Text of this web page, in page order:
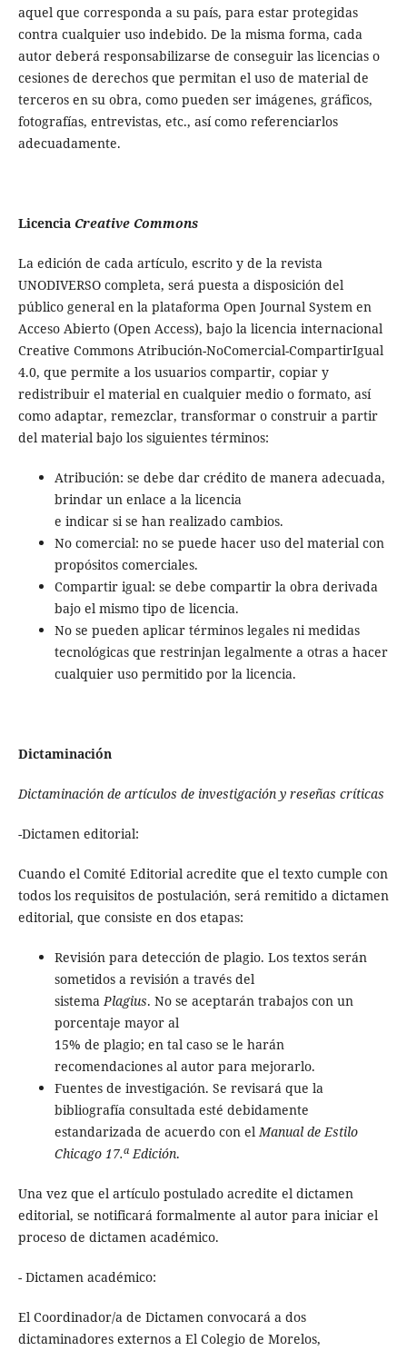
aquel que corresponda a su país, para estar protegidas
contra cualquier uso indebido. De la misma forma, cada
autor deberá responsabilizarse de conseguir las licencias o
cesiones de derechos que permitan el uso de material de
terceros en su obra, como pueden ser imágenes, gráficos,
fotografías, entrevistas, etc., así como referenciarlos
adecuadamente.
Licencia Creative Commons
La edición de cada artículo, escrito y de la revista
UNODIVERSO completa, será puesta a disposición del
público general en la plataforma Open Journal System en
Acceso Abierto (Open Access), bajo la licencia internacional
Creative Commons Atribución-NoComercial-CompartirIgual
4.0, que permite a los usuarios compartir, copiar y
redistribuir el material en cualquier medio o formato, así
como adaptar, remezclar, transformar o construir a partir
del material bajo los siguientes términos:
Atribución: se debe dar crédito de manera adecuada,
brindar un enlace a la licencia
e indicar si se han realizado cambios.
No comercial: no se puede hacer uso del material con
propósitos comerciales.
Compartir igual: se debe compartir la obra derivada
bajo el mismo tipo de licencia.
No se pueden aplicar términos legales ni medidas
tecnológicas que restrinjan legalmente a otras a hacer
cualquier uso permitido por la licencia.
Dictaminación
Dictaminación de artículos de investigación y reseñas críticas
-Dictamen editorial:
Cuando el Comité Editorial acredite que el texto cumple con
todos los requisitos de postulación, será remitido a dictamen
editorial, que consiste en dos etapas:
Revisión para detección de plagio. Los textos serán
sometidos a revisión a través del
sistemaPlagius. No se aceptarán trabajos con un
porcentaje mayor al
15% de plagio; en tal caso se le harán
recomendaciones al autor para mejorarlo.
Fuentes de investigación. Se revisará que la
bibliografía consultada esté debidamente
estandarizada de acuerdo con elManual de Estilo
Chicago 17.aEdición.
Una vez que el artículo postulado acredite el dictamen
editorial, se notificará formalmente al autor para iniciar el
proceso de dictamen académico.
- Dictamen académico:
El Coordinador/a de Dictamen convocará a dos
dictaminadores externos a El Colegio de Morelos,